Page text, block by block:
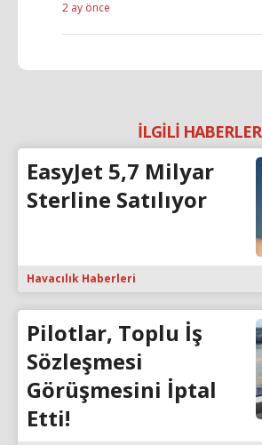
2 ay önce
İLGİLİ HABERLER
EasyJet 5,7 Milyar
Sterline Satılıyor
Havacılık Haberleri
Pilotlar, Toplu İş
Sözleşmesi
Görüşmesini İptal
Etti!